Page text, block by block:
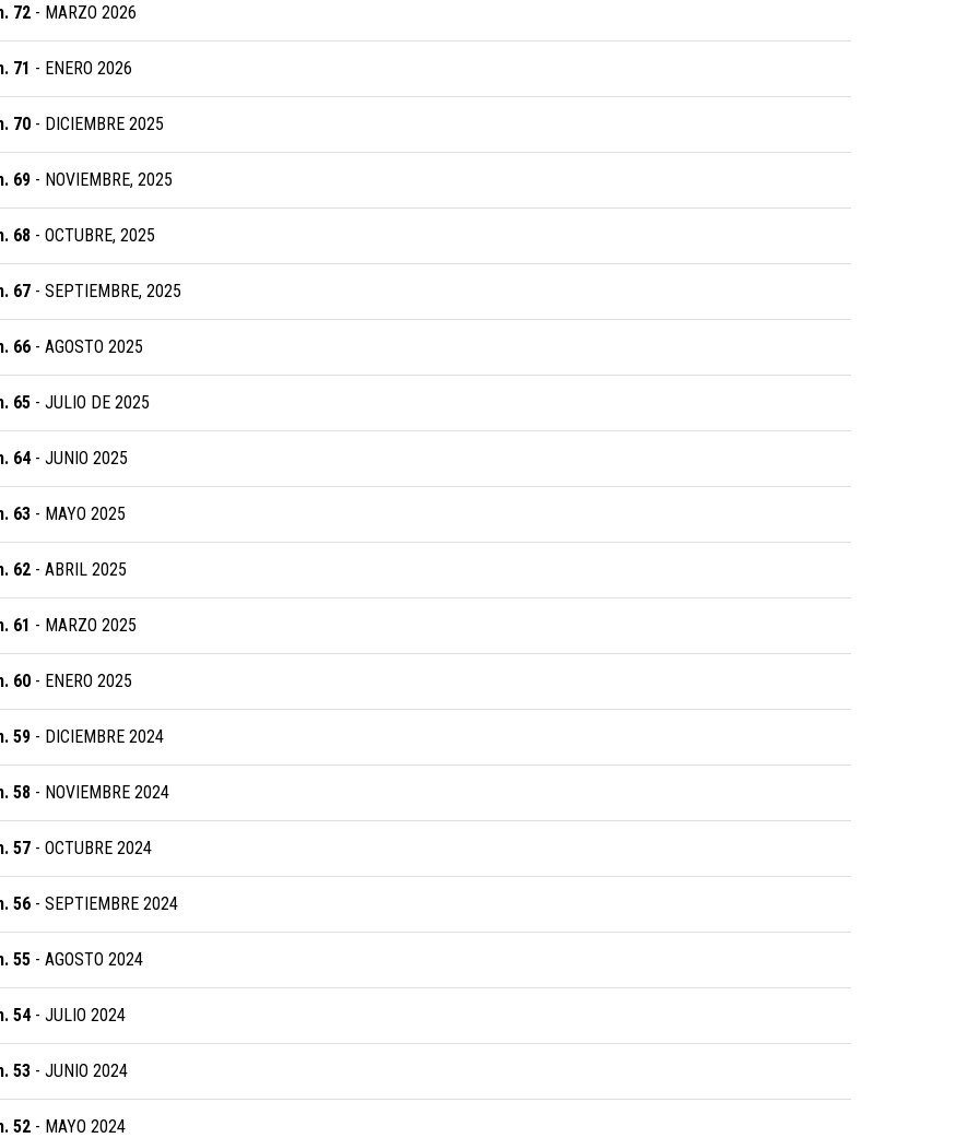
72 - MARZO 2026
71 - ENERO 2026
70 - DICIEMBRE 2025
69 - NOVIEMBRE, 2025
68 - OCTUBRE, 2025
67 - SEPTIEMBRE, 2025
66 - AGOSTO 2025
65 - JULIO DE 2025
64- JUNIO 2025
63 - MAYO 2025
62 - ABRIL 2025
61 - MARZO 2025
60 - ENERO 2025
59 - DICIEMBRE 2024
58 - NOVIEMBRE 2024
57 - OCTUBRE 2024
56 - SEPTIEMBRE 2024
55 - AGOSTO 2024
54- JULIO 2024
53 - JUNIO 2024
52 - MAYO 2024